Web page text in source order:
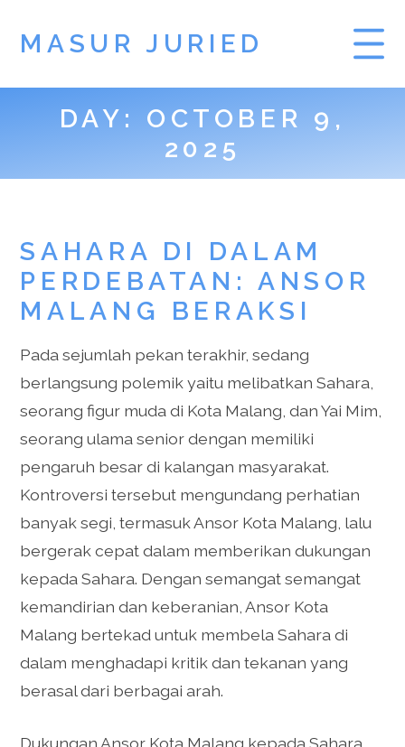
MASUR JURIED
SLOT DEMO
DAY: OCTOBER 9,
2025
SAHARA DI DALAM
PERDEBATAN: ANSOR
MALANG BERAKSI
Pada sejumlah pekan terakhir, sedang
berlangsung polemik yaitu melibatkan Sahara,
seorang figur muda di Kota Malang, dan Yai Mim,
seorang ulama senior dengan memiliki
pengaruh besar di kalangan masyarakat.
Kontroversi tersebut mengundang perhatian
banyak segi, termasuk Ansor Kota Malang, lalu
bergerak cepat dalam memberikan dukungan
kepada Sahara. Dengan semangat semangat
kemandirian dan keberanian, Ansor Kota
Malang bertekad untuk membela Sahara di
dalam menghadapi kritik dan tekanan yang
berasal dari berbagai arah.
Dukungan Ansor Kota Malang kepada Sahara